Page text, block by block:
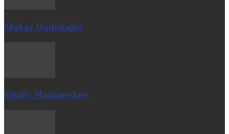
Makar Dudukalov
Vitaliy Slastianykov